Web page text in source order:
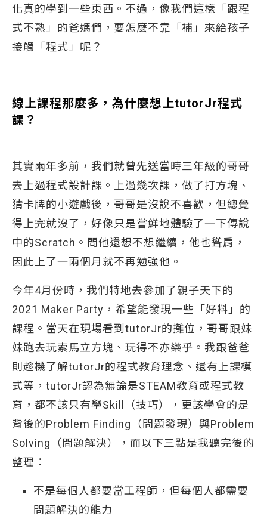
化真的學到一些東西。不過，像我們這樣「跟程
式不熟」的爸媽們，要怎麼不靠「補」來給孩子
接觸「程式」呢？
線上課程那麼多，為什麼想上tutorJr程式
課？
其實兩年多前，我們就曾先送當時三年級的哥哥
去上過程式設計課。上過幾次課，做了打方塊、
猜卡牌的小遊戲後，哥哥是沒說不喜歡，但總覺
得上完就沒了，好像只是嘗鮮地體驗了一下傳說
中的Scratch。問他還想不想繼續，他也聳肩，
因此上了一兩個月就不再勉強他。
今年4月份時，我們特地去參加了親子天下的
2021 Maker Party，希望能發現一些「好料」的
課程。當天在現場看到tutorJr的攤位，哥哥跟妹
妹跑去玩索馬立方塊、玩得不亦樂乎。我跟爸爸
則趁機了解tutorJr的程式教育理念、還有上課模
式等，tutorJr認為無論是STEAM教育或程式教
育，都不該只有學Skill（技巧），更該學會的是
背後的Problem Finding（問題發現）與Problem
Solving（問題解決），而以下三點是我聽完後的
整理：
不是每個人都要當工程師，但每個人都需要
問題解決的能力